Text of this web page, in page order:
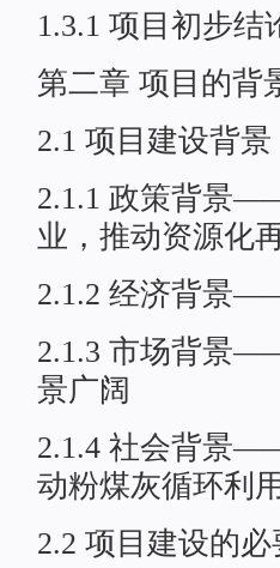
1.3.1 项目初步结
第二章 项目的背
2.1 项目建设背景
2.1.1 政策背景
业，推动资源化
2.1.2 经济背景
2.1.3 市场背景
景广阔
2.1.4 社会背景
动粉煤灰循环利
2.2 项目建设的必